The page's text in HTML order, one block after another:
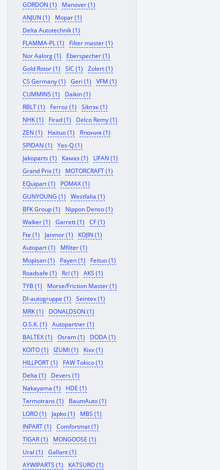
GORDON (1)
Manover (1)
ANJUN (1)
Mopar (1)
Delta Autotechnik (1)
FLAMMA-PL (1)
Filter master (1)
Nor Aalorg (1)
Eberspecher (1)
Gold Rotor (1)
SIC (1)
Zolert (1)
CS Germany (1)
Geri (1)
VFM (1)
CUMMINS (1)
Daikin (1)
RBLT (1)
Ferroz (1)
Sibтэк (1)
NHK (1)
Firad (1)
Delco Remy (1)
ZEN (1)
Haituo (1)
Япония (1)
SPIDAN (1)
Yes-Q (1)
Jakoparts (1)
Камаз (1)
LIFAN (1)
Grand Prix (1)
MOTORCRAFT (1)
EQuipart (1)
POMAX (1)
GUNYOUNG (1)
Westfalia (1)
BFK Group (1)
Nippon Denso (1)
Walker (1)
Garrett (1)
CF (1)
Fte (1)
Janmor (1)
KOJIN (1)
Autopart (1)
Mfilter (1)
Mopisan (1)
Payen (1)
Feituo (1)
Roadsafe (1)
Rcl (1)
AKS (1)
TYB (1)
Morse/Friction Master (1)
Dl-autogruppe (1)
Seintex (1)
MRK (1)
DONALDSON (1)
O.S.K. (1)
Autopartner (1)
BALTEX (1)
Osram (1)
DODA (1)
KOITO (1)
IZUMI (1)
Kixx (1)
HILLPORT (1)
FAW Tokico (1)
Delta (1)
Devers (1)
Nakayama (1)
HDE (1)
Termotrans (1)
BaumAuto (1)
LORO (1)
Japko (1)
MBS (1)
INPART (1)
Comfortmat (1)
TIGAR (1)
MONGOOSE (1)
Ural (1)
Gallant (1)
AYWIPARTS (1)
KATSURO (1)